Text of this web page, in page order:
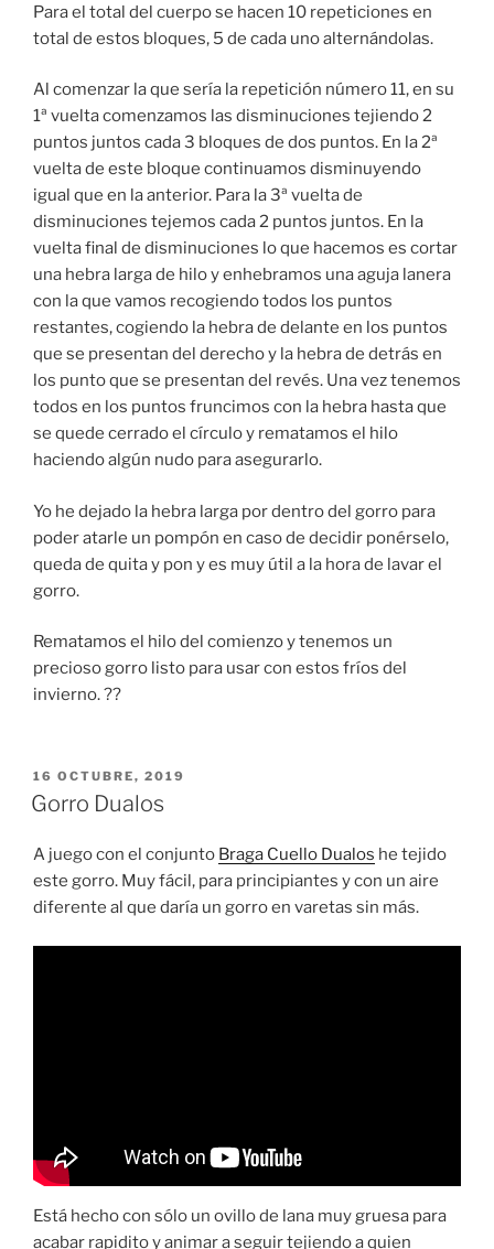
Para el total del cuerpo se hacen 10 repeticiones en
total de estos bloques, 5 de cada uno alternándolas.
Al comenzar la que sería la repetición número 11, en su
1ª vuelta comenzamos las disminuciones tejiendo 2
puntos juntos cada 3 bloques de dos puntos. En la 2ª
vuelta de este bloque continuamos disminuyendo
igual que en la anterior. Para la 3ª vuelta de
disminuciones tejemos cada 2 puntos juntos. En la
vuelta final de disminuciones lo que hacemos es cortar
una hebra larga de hilo y enhebramos una aguja lanera
con la que vamos recogiendo todos los puntos
restantes, cogiendo la hebra de delante en los puntos
que se presentan del derecho y la hebra de detrás en
los punto que se presentan del revés. Una vez tenemos
todos en los puntos fruncimos con la hebra hasta que
se quede cerrado el círculo y rematamos el hilo
haciendo algún nudo para asegurarlo.
Yo he dejado la hebra larga por dentro del gorro para
poder atarle un pompón en caso de decidir ponérselo,
queda de quita y pon y es muy útil a la hora de lavar el
gorro.
Rematamos el hilo del comienzo y tenemos un
precioso gorro listo para usar con estos fríos del
invierno. ??
PUBLICADO
EL
16 OCTUBRE, 2019
Gorro Dualos
A juego con el conjunto Braga Cuello Dualos he tejido
este gorro. Muy fácil, para principiantes y con un aire
diferente al que daría un gorro en varetas sin más.
Está hecho con sólo un ovillo de lana muy gruesa para
acabar rapidito y animar a seguir tejiendo a quien